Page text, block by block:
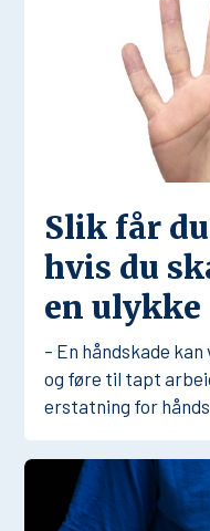
Slik får
hvis du
en ulykke
– En håndskade
og føre til tapt
erstatning for